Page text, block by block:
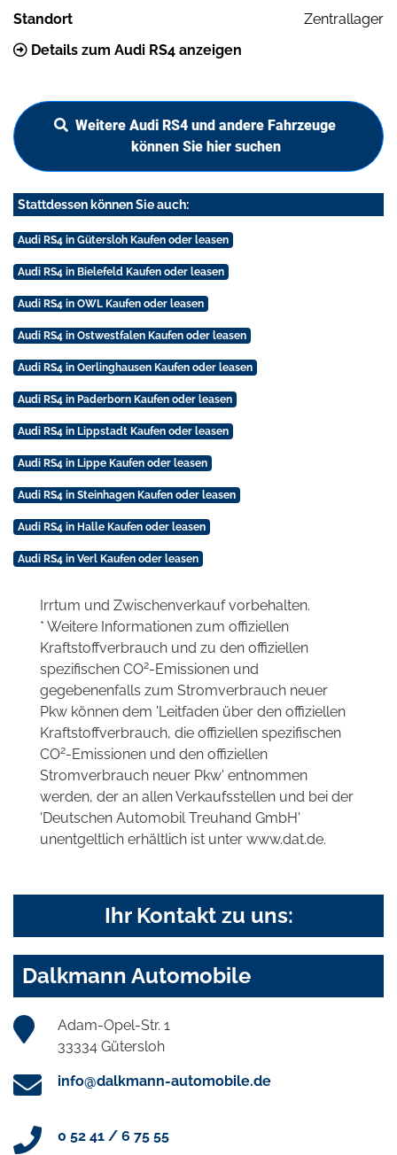
Standort
Zentrallager
Details zum Audi RS4 anzeigen
Weitere Audi RS4 und andere Fahrzeuge
können Sie hier suchen
Stattdessen können Sie auch:
Audi RS4 in Gütersloh Kaufen oder leasen
Audi RS4 in Bielefeld Kaufen oder leasen
Audi RS4 in OWL Kaufen oder leasen
Audi RS4 in Ostwestfalen Kaufen oder leasen
Audi RS4 in Oerlinghausen Kaufen oder leasen
Audi RS4 in Paderborn Kaufen oder leasen
Audi RS4 in Lippstadt Kaufen oder leasen
Audi RS4 in Lippe Kaufen oder leasen
Audi RS4 in Steinhagen Kaufen oder leasen
Audi RS4 in Halle Kaufen oder leasen
Audi RS4 in Verl Kaufen oder leasen
Irrtum und Zwischenverkauf vorbehalten.
* Weitere Informationen zum offiziellen
Kraftstoffverbrauch und zu den offiziellen
spezifischen CO2-Emissionen und
gegebenenfalls zum Stromverbrauch neuer
Pkw können dem 'Leitfaden über den offiziellen
Kraftstoffverbrauch, die offiziellen spezifischen
CO2-Emissionen und den offiziellen
Stromverbrauch neuer Pkw' entnommen
werden, der an allen Verkaufsstellen und bei der
'Deutschen Automobil Treuhand GmbH'
unentgeltlich erhältlich ist unter www.dat.de.
Ihr Kontakt zu uns:
Dalkmann Automobile
Adam-Opel-Str. 1
33334 Gütersloh
info@dalkmann-automobile.de
0 52 41 / 6 75 55